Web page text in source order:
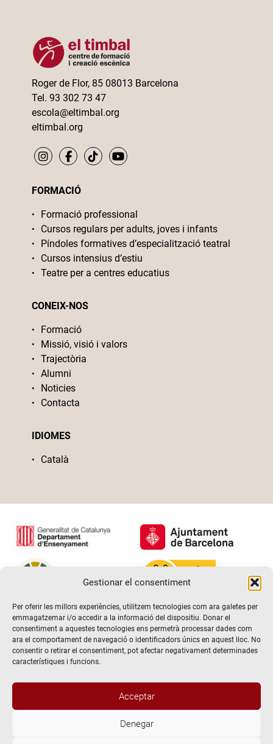
Gestionar el consentiment
Per oferir les millors experiències, utilitzem tecnologies com ara galetes per
emmagatzemar i/o accedir a la informació del dispositiu. Donar el
consentiment a aquestes tecnologies ens permetrà processar dades com
ara el comportament de navegació o identificadors únics en aquest lloc. No
consentir o retirar el consentiment, pot afectar negativament determinades
característiques i funcions.
Acceptar
Denegar
Roger de Flor, 85 08013 Barcelona
Tel. 93 302 73 47
escola@eltimbal.org
eltimbal.org
FORMACIÓ
Formació professional
Cursos regulars per adults, joves i infants
Píndoles formatives d’especialització teatral
Cursos intensius d’estiu
Teatre per a centres educatius
CONEIX-NOS
Formació
Missió, visió i valors
Trajectòria
Alumni
Noticies
Contacta
IDIOMES
Català
@2026 Escola de teatre El Timbal. Tots els drets reservats